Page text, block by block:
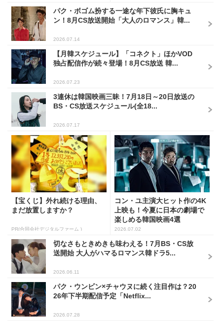
パク・ボゴム扮する一途な年下彼氏に胸キュ
ン！8月CS放送開始「大人のロマンス」韓...
2026.07.14
【月韓スケジュール】「コネクト」ほかVOD
独占配信作が続々登場！8月CS放送 韓...
2026.07.23
3連休は韓国映画三昧！7月18日～20日放送の
BS・CS放送スケジュール(全18...
2026.07.17
【宝くじ】外れ続ける理由、
まだ放置しますか？
PR(合同会社デジタルファーム )
コン・ユ主演大ヒット作の4K
上映も！今夏に日本の劇場で
楽しめる韓国映画4選
2026.07.02
切なさもときめきも味わえる！7月BS・CS放
送開始 大人がハマるロマンス韓ドラ5...
2026.06.11
パク・ウンビン×チャウヌに続く注目作は？20
26年下半期配信予定「Netflix...
2026.07.28